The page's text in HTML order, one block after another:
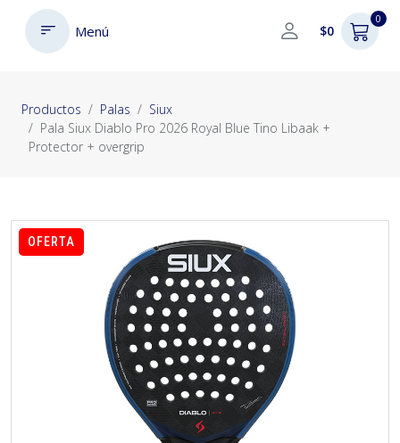
Menú $0
0
Productos Palas
Siux
Pala Siux Diablo Pro 2026 Royal Blue Tino Libaak +
Protector + overgrip
OFERTA